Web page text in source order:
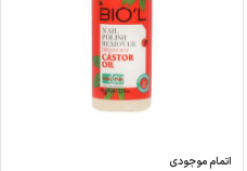
اتمام موجودی